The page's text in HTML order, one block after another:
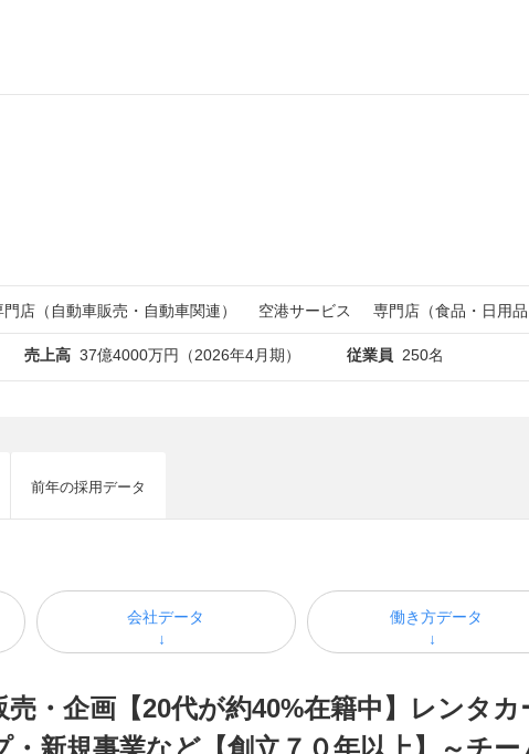
門店（自動車販売・自動車関連） 空港サービス 専門店（食品・日用品
売上高 37億4000万円（2026年4月期） 従業員 250名
前年の採用データ
会社データ 働き方データ
売・企画【20代が約40%在籍中】レンタ
新規事業など【創立７０年以上】～チー